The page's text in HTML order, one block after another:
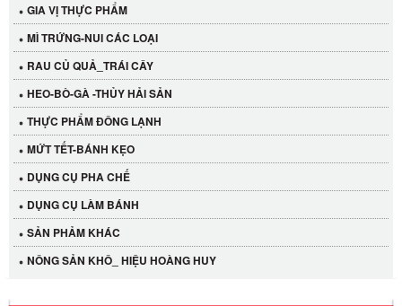
GIA VỊ THỰC PHẨM
MÌ TRỨNG-NUI CÁC LOẠI
RAU CỦ QUẢ_TRÁI CÂY
HEO-BÒ-GÀ -THỦY HẢI SẢN
THỰC PHẨM ĐÔNG LẠNH
MỨT TẾT-BÁNH KẸO
DỤNG CỤ PHA CHẾ
DỤNG CỤ LÀM BÁNH
SẢN PHẢM KHÁC
NÔNG SẢN KHÔ_ HIỆU HOÀNG HUYLỐC 12 HỦ Tương xí muội LKK 260g